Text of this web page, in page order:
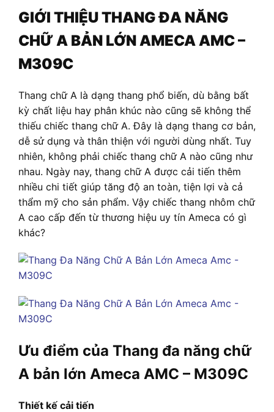
GIỚI THIỆU THANG ĐA NĂNG
CHỮ A BẢN LỚN AMECA AMC –
M309C
Thang chữ A là dạng thang phổ biến, dù bằng bất
kỳ chất liệu hay phân khúc nào cũng sẽ không thể
thiếu chiếc thang chữ A. Đây là dạng thang cơ bản,
dễ sử dụng và thân thiện với người dùng nhất. Tuy
nhiên, không phải chiếc thang chữ A nào cũng như
nhau. Ngày nay, thang chữ A được cải tiến thêm
nhiều chi tiết giúp tăng độ an toàn, tiện lợi và cả
thẩm mỹ cho sản phẩm. Vậy chiếc thang nhôm chữ
A cao cấp đến từ thương hiệu uy tín Ameca có gì
khác?
Ưu điểm của Thang đa năng chữ
A bản lớn Ameca AMC – M309C
Thiết kế cải tiến